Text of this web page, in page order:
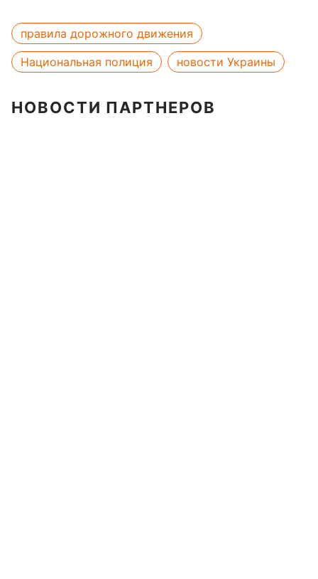
правила дорожного движения
Национальная полиция
новости Украины
НОВОСТИ ПАРТНЕРОВ